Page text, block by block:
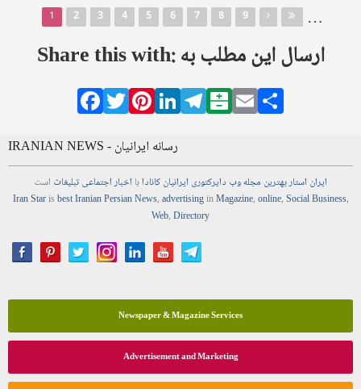
Pages
1 2 3 4 5 6 7 8 9 …
Share this with: ارسال این مطلب به
Facebook
TwitterPinterestLinkedIn
Telegram
Balatarin
Email
IRANIAN NEWS - رسانه ایرانیان
ایران استاربهترین مجلهوب دایرکتوری ایرانیان کانادابا اخباراجتماعیتبلیغات است
Iran Starisbest Iranian PersianNews,advertisinginMagazine,online,Social Business,
Web,Directory
Newspaper & Magazine Services
Advertisement and Marketing